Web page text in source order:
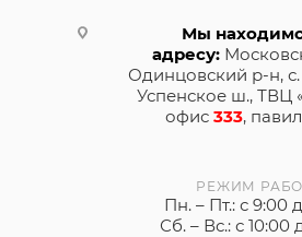
Мы
адресу:
Одинцовский р-н,
Успенское ш., ТВЦ
офис 333,
РЕЖИМ
Пн. – Пт.: с 9:00
Сб. – Вс.: с 10:00